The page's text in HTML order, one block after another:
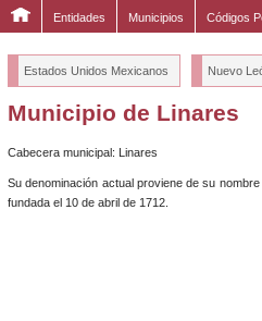
Entidades Municipios Códigos
Estados Unidos Mexicanos Nuevo
Municipio de Linares
Cabecera municipal: Linares
Su denominación actual proviene de su
fundada el 10 de abril de 1712.